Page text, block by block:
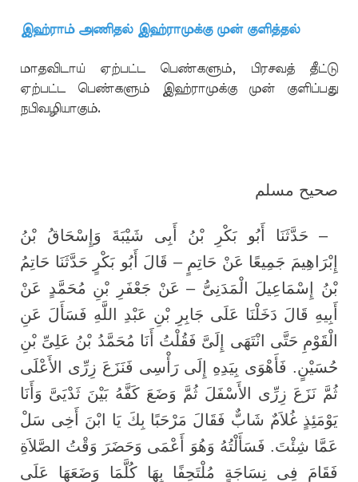
இஹ்ராம் அணிதல் இஹ்ராமுக்கு முன் குளித்தல்
மாதவிடாய் ஏற்பட்ட பெண்களும், பிரசவத் தீட்டு
ஏற்பட்ட பெண்களும் இஹ்ராமுக்கு முன் குளிப்பது
நபிவழியாகும்.
صحيح مسلم
– حَدَّثَنَا أَبُو بَكْرِ بْنُ أَبِى شَيْبَةَ وَإِسْحَاقُ بْنُ
إِبْرَاهِيمَ جَمِيعًا عَنْ حَاتِمٍ – قَالَ أَبُو بَكْرٍ حَدَّثَنَا حَاتِمُ
بْنُ إِسْمَاعِيلَ الْمَدَنِىُّ – عَنْ جَعْفَرِ بْنِ مُحَمَّدٍ عَنْ
أَبِيهِ قَالَ دَخَلْنَا عَلَى جَابِرِ بْنِ عَبْدِ اللَّهِ فَسَأَلَ عَنِ
الْقَوْمِ حَتَّى انْتَهَى إِلَىَّ فَقُلْتُ أَنَا مُحَمَّدُ بْنُ عَلِىِّ بْنِ
حُسَيْنٍ. فَأَهْوَى بِيَدِهِ إِلَى رَأْسِى فَنَزَعَ زِرِّى الأَعْلَى
ثُمَّ نَزَعَ زِرِّى الأَسْفَلَ ثُمَّ وَضَعَ كَفَّهُ بَيْنَ ثَدْيَىَّ وَأَنَا
يَوْمَئِذٍ غُلاَمٌ شَابٌّ فَقَالَ مَرْحَبًا بِكَ يَا ابْنَ أَخِى سَلْ
عَمَّا شِئْتَ. فَسَأَلْتُهُ وَهُوَ أَعْمَى وَحَضَرَ وَقْتُ الصَّلاَةِ
فَقَامَ فِى نِسَاجَةٍ مُلْتَحِفًا بِهَا كُلَّمَا وَضَعَهَا عَلَى